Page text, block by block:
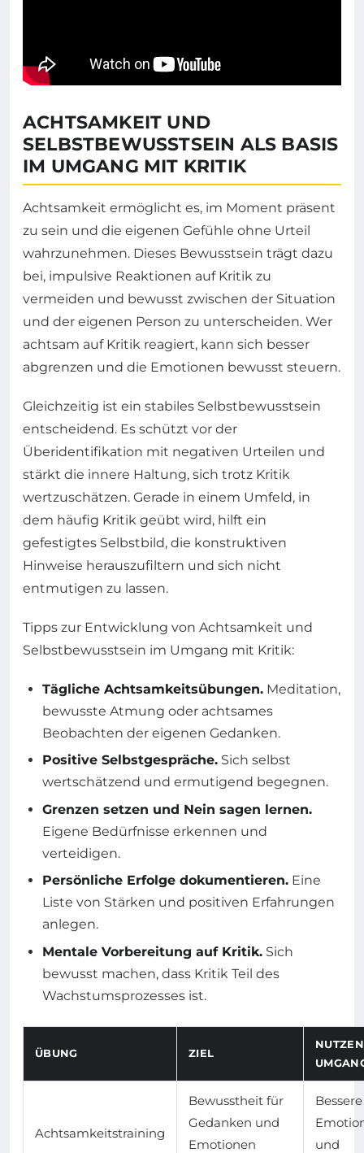
ACHTSAMKEIT UND
SELBSTBEWUSSTSEIN ALS BASIS
IM UMGANG MIT KRITIK
Achtsamkeit ermöglicht es, im Moment präsent
zu sein und die eigenen Gefühle ohne Urteil
wahrzunehmen. Dieses Bewusstsein trägt dazu
bei, impulsive Reaktionen auf Kritik zu
vermeiden und bewusst zwischen der Situation
und der eigenen Person zu unterscheiden. Wer
achtsam auf Kritik reagiert, kann sich besser
abgrenzen und die Emotionen bewusst steuern.
Gleichzeitig ist ein stabiles Selbstbewusstsein
entscheidend. Es schützt vor der
Überidentifikation mit negativen Urteilen und
stärkt die innere Haltung, sich trotz Kritik
wertzuschätzen. Gerade in einem Umfeld, in
dem häufig Kritik geübt wird, hilft ein
gefestigtes Selbstbild, die konstruktiven
Hinweise herauszufiltern und sich nicht
entmutigen zu lassen.
Tipps zur Entwicklung von Achtsamkeit und
Selbstbewusstsein im Umgang mit Kritik:
Tägliche Achtsamkeitsübungen. Meditation,
bewusste Atmung oder achtsames
Beobachten der eigenen Gedanken.
Positive Selbstgespräche. Sich selbst
wertschätzend und ermutigend begegnen.
Grenzen setzen und Nein sagen lernen.
Eigene Bedürfnisse erkennen und
verteidigen.
Persönliche Erfolge dokumentieren. Eine
Liste von Stärken und positiven Erfahrungen
anlegen.
Mentale Vorbereitung auf Kritik. Sich
bewusst machen, dass Kritik Teil des
Wachstumsprozesses ist.
ÜBUNG ZIEL
Achtsamkeitstraining
Bewusstheit für
Gedanken und
Emotionen
Bessere
und